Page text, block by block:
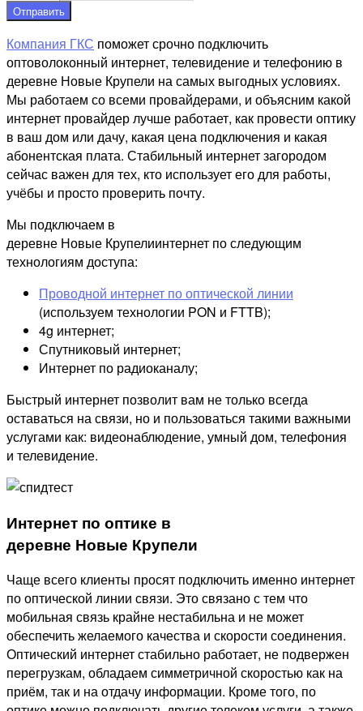
Отправить
Компания ГКС поможет срочно подключить
оптоволоконный интернет, телевидение и телефонию в
деревне Новые Крупели на самых выгодных условиях.
Мы работаем со всеми провайдерами, и объясним какой
интернет провайдер лучше работает, как провести оптику
в ваш дом или дачу, какая цена подключения и какая
абонентская плата. Стабильный интернет загородом
сейчас важен для тех, кто использует его для работы,
учёбы и просто проверить почту.
Мы подключаем в
деревне Новые Крупелиинтернет по следующим
технологиям доступа:
Проводной интернет по оптической линии
(используем технологии PON и FTTB);
4g интернет;
Спутниковый интернет;
Интернет по радиоканалу;
Быстрый интернет позволит вам не только всегда
оставаться на связи, но и пользоваться такими важными
услугами как: видеонаблюдение, умный дом, телефония
и телевидение.
Интернет по оптике в
деревне Новые Крупели
Чаще всего клиенты просят подключить именно интернет
по оптической линии связи. Это связано с тем что
мобильная связь крайне нестабильна и не может
обеспечить желаемого качества и скорости соединения.
Оптический интернет стабильно работает, не подвержен
перегрузкам, обладаем симметричной скоростью как на
приём, так и на отдачу информации. Кроме того, по